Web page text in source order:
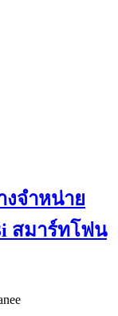
งจำหน่าย
สมาร์ทโฟน